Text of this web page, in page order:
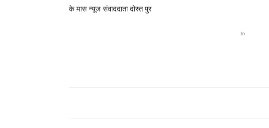
के मास न्यूज संवाददाता दोस्त पुर
In